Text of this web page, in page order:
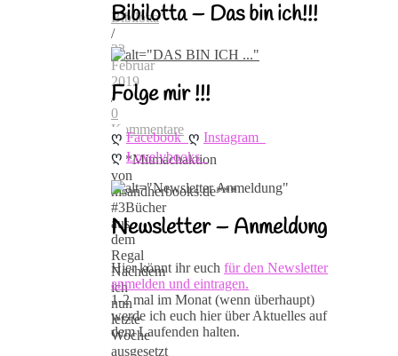
Bibilotta
/
22.
Februar
2019
/
0
Kommentare
***Mitmachaktion
von
hisandherbooks.de***
#3Bücher
aus
dem
Regal
Nachdem
ich
nun
letzte
Woche
ausgesetzt
Bibilotta – Das bin ich!!!
Folge mir !!!
ღ Facebook ღ Instagram
ღ Lovelybooks
Newsletter – Anmeldung
Hier könnt ihr euch für den Newsletter
anmelden und eintragen.
1-2 mal im Monat (wenn überhaupt)
werde ich euch hier über Aktuelles auf
dem Laufenden halten.